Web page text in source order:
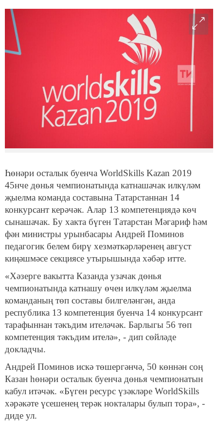
Һөнәри осталык буенча WorldSkills Kazan 2019
45нче дөнья чемпионатында катнашачак илкүләм
җыелма команда составына Татарстаннан 14
конкурсант керәчәк. Алар 13 компетенциядә көч
сынашачак. Бу хакта бүген Татарстан Мәгариф һәм
фән министры урынбасары Андрей Поминов
педагогик белем бирү хезмәткәрләренең август
киңәшмәсе секциясе утырышында хәбәр итте.
«Хәзерге вакытта Казанда узачак дөнья
чемпионатында катнашу өчен илкүләм җыелма
команданың төп составы билгеләнгән, анда
республика 13 компетенция буенча 14 конкурсант
тарафыннан тәкъдим ителәчәк. Барлыгы 56 төп
компетенция тәкъдим ителә», - дип сөйләде
докладчы.
Андрей Поминов искә төшергәнчә, 50 көннән соң
Казан һөнәри осталык буенча дөнья чемпионатын
кабул итәчәк. «Бүген ресурс үзәкләре WorldSkills
хәрәкәте үсешенең терәк нокталары булып тора», -
диде ул.